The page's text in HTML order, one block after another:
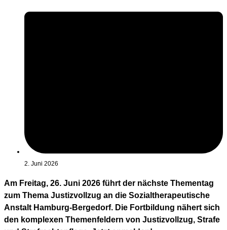
2. Juni 2026
Am Freitag, 26. Juni 2026 führt der nächste Thementag
zum Thema Justizvollzug an die Sozialtherapeutische
Anstalt Hamburg-Bergedorf. Die Fortbildung nähert sich
den komplexen Themenfeldern von Justizvollzug, Strafe